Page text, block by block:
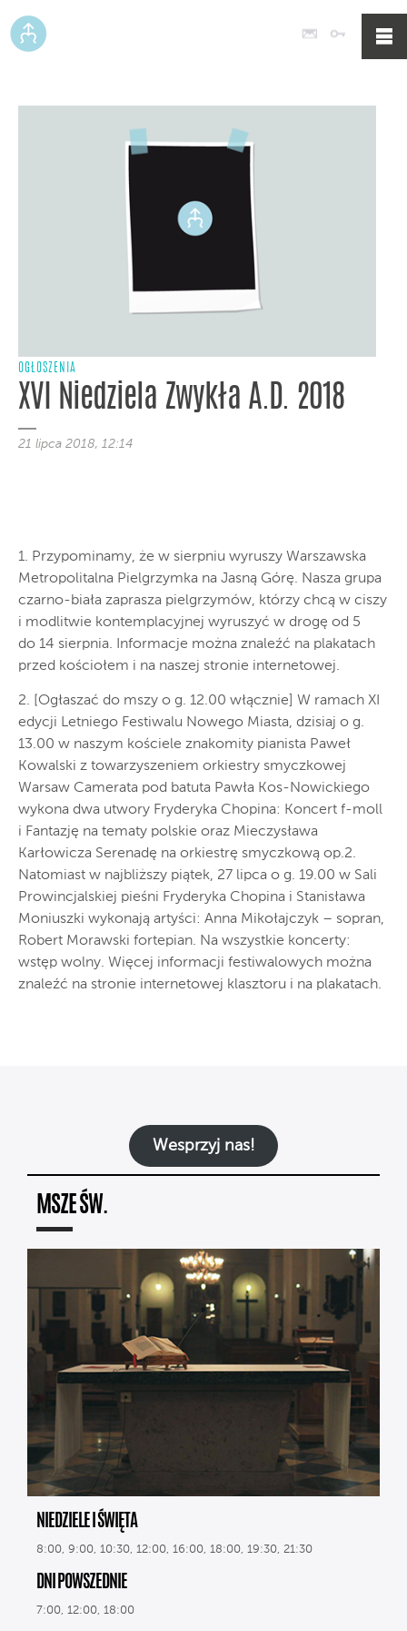
Poczta
OGŁOSZENIA
XVI Niedziela Zwykła A.D. 2018
21 lipca 2018, 12:14
1. Przypominamy, że w sierpniu wyruszy Warszawska
Metropolitalna Pielgrzymka na Jasną Górę. Nasza grupa
czarno-biała zaprasza pielgrzymów, którzy chcą w ciszy
i modlitwie kontemplacyjnej wyruszyć w drogę od 5
do 14 sierpnia. Informacje można znaleźć na plakatach
przed kościołem i na naszej stronie internetowej.
2. [Ogłaszać do mszy o g. 12.00 włącznie] W ramach XI
edycji Letniego Festiwalu Nowego Miasta, dzisiaj o g.
13.00 w naszym kościele znakomity pianista Paweł
Kowalski z towarzyszeniem orkiestry smyczkowej
Warsaw Camerata pod batuta Pawła Kos-Nowickiego
wykona dwa utwory Fryderyka Chopina: Koncert f-moll
i Fantazję na tematy polskie oraz Mieczysława
Karłowicza Serenadę na orkiestrę smyczkową op.2.
Natomiast w najbliższy piątek, 27 lipca o g. 19.00 w Sali
Prowincjalskiej pieśni Fryderyka Chopina i Stanisława
Moniuszki wykonają artyści: Anna Mikołajczyk – sopran,
Robert Morawski fortepian. Na wszystkie koncerty:
wstęp wolny. Więcej informacji festiwalowych można
znaleźć na stronie internetowej klasztoru i na plakatach.
Wesprzyj nas!
MSZE ŚW.
NIEDZIELE I ŚWIĘTA
8:00, 9:00, 10:30, 12:00, 16:00, 18:00, 19:30, 21:30
DNI POWSZEDNIE
7:00, 12:00, 18:00